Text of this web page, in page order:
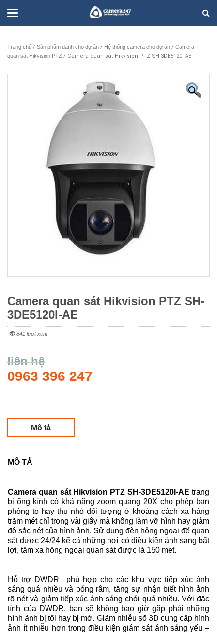
Trang chủ / Sản phẩm dành cho dự án / Hệ thống camera cho dự án / Camera
quan sát Hikvision PTZ / Camera quan sát Hikvision PTZ SH-3DE5120I-AE
Camera quan sát Hikvision PTZ SH-
3DE5120I-AE
841 lượt xem
liên hệ
0963 396 247
Mô tả
MÔ TẢ
Camera quan sát Hikvision PTZ SH-3DE5120I-AE trang
bị ống kính có khả năng zoom quang 20X cho phép bạn
phóng to hay thu nhỏ đối tượng ở khoảng cách xa hàng
trăm mét chỉ trong vài giây mà không làm vỡ hình hay giảm
độ sắc nét của hình ảnh. Sử dụng đèn hông ngoại để quan
sát được 24/24 kể cả những nơi có điều kiên ánh sáng bất
lợi, tầm xa hồng ngoại quan sát được là 150 mét.
Hỗ trợ DWDR phù hợp cho các khu vực tiếp xúc ánh
sáng quá nhiều và bóng râm, tăng sự nhận biết hình ảnh
rõ nét và giảm tiếp xúc ánh sáng chói quá nhiều. Với đặc
tính của DWDR, bạn sẽ không bao giờ gặp phải những
hình ảnh bị tối hay bị mờ. Giảm nhiễu số 3D cung cấp hình
ảnh ít nhiễu hơn trong điều kiện giám sát ánh sáng yếu –